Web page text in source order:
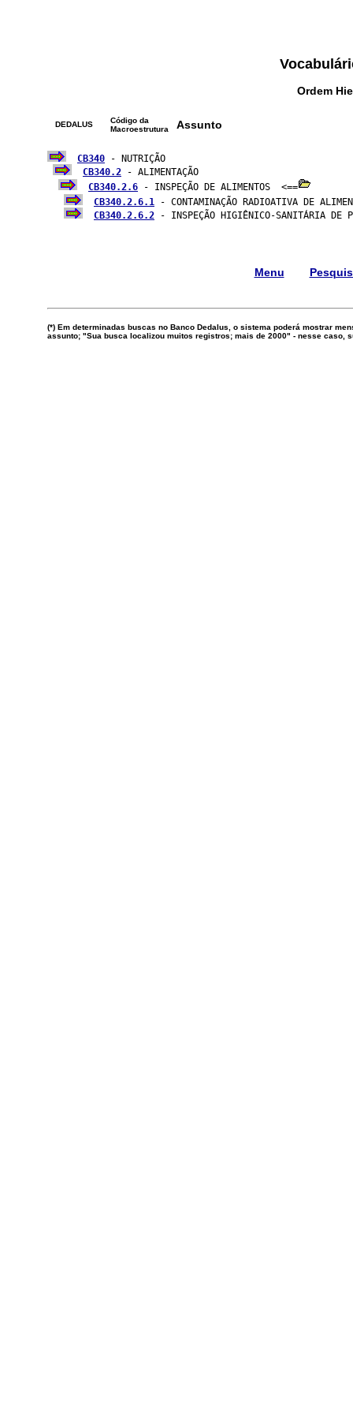
Ordem
DEDALUS
Código da
Macroestrutura
Assunto
CB340 - NUTRIÇÃO
CB340.2 - ALIMENTAÇÃO
CB340.2.6 - INSPEÇÃO DE ALIMENTOS  <==
CB340.2.6.1 - CONTAMINAÇÃO RADIOATIVA DE
CB340.2.6.2 - INSPEÇÃO HIGIÊNICO-SANITÁRIA DE
Menu
(*) Em determinadas buscas no Banco Dedalus, o sistema poderá mostrar
assunto; "Sua busca localizou muitos registros; mais de 2000" - nesse caso,